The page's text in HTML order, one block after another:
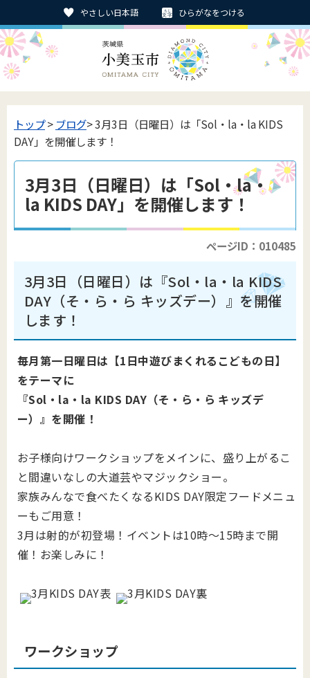
やさしい日本語 ひらがなをつける
トップ> ブログ> 3月3日（日曜日）は「Sol・la・la KIDS
DAY」を開催します！
3月3日（日曜日）は「Sol・la・
la KIDS DAY」を開催します！
ページID：010485
3月3日（日曜日）は『Sol・la・la KIDS
DAY（そ・ら・ら キッズデー）』を開催
します！
毎月第一日曜日は【1日中遊びまくれるこどもの日】
をテーマに
『Sol・la・la KIDS DAY（そ・ら・ら キッズデ
ー）』を開催！
お子様向けワークショップをメインに、盛り上がるこ
と間違いなしの大道芸やマジックショー。
家族みんなで食べたくなるKIDS DAY限定フードメニュ
ーもご用意！
3月は射的が初登場！イベントは10時～15時まで開
催！お楽しみに！
ワークショップ